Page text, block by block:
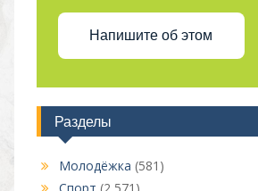
Напишите об этом
Разделы
Молодёжка (581)
Спорт (2 571)